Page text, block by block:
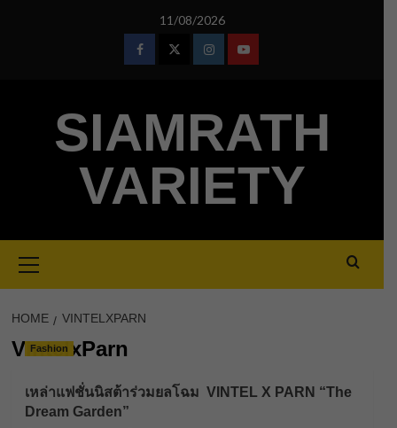
11/08/2026
FacebookTwitterInstagramYoutube
SIAMRATH
VARIETY
Menu
HOME VINTELXPARN
VintelxParn
Fashion
เหล่าแฟชั่นนิสต้าร่วมยลโฉม VINTEL X PARN “The
Dream Garden”